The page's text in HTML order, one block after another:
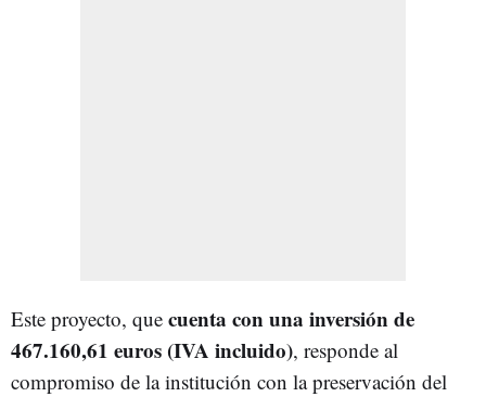
Este proyecto, que cuenta con una inversión de
467.160,61 euros (IVA incluido), responde al
compromiso de la institución con la preservación del